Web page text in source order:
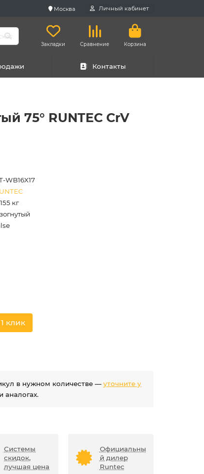
Москва Личный кабинет
Закладки Сравнение Корзина
Контакты
75° RUNTEC CrV
WB16X17
кг
клик
в нужном количестве —уточните у
аналогах.
Системы
скидок,
лучшая цена
Официальны
й дилер
Runtec